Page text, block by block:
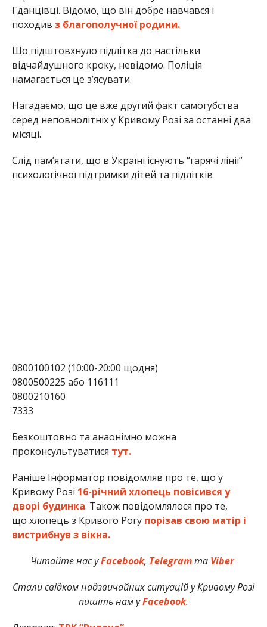
Гданцівці. Відомо, що він добре навчався і
походив з благополучної родини.
Що підштовхнуло підлітка до настільки
відчайдушного кроку, невідомо. Поліція
намагається це з’ясувати.
Нагадаємо, що це вже другий факт самогубства
серед неповнолітніх у Кривому Розі за останні два
місяці.
Слід пам’ятати, що в Україні існують “гарячі лінії”
психологічної підтримки дітей та підлітків
0800100102 (10:00-20:00 щодня)
0800500225 або 116111
0800210160
7333
Безкоштовно та анаонімно можна
проконсультуватися тут.
Раніше Інформатор повідомляв про те, що у
Кривому Розі 16-річний хлопець повісився у
дворі будинка. Також повідомлялося про те,
що хлопець з Кривого Рогу порізав свою матір і
вистрибнув з вікна.
Читайте нас уFacebook, Telegramта Viber
Стали свідком надзвичайних ситуацій у Кривому Розі
пишіть нам уFacebook.